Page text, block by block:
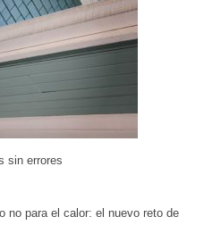
sin errores
no para el calor: el nuevo reto de